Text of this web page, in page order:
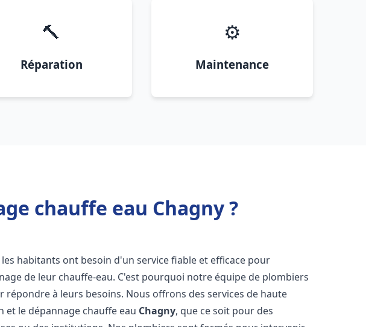
🔨
Réparation
⚙️
Maintenance
chauffe eau Chagny ?
les habitants ont besoin d'un service fiable et efficace pour
de leur chauffe-eau. C'est pourquoi notre équipe de plombiers
répondre à leurs besoins. Nous offrons des services de haute
le dépannage chauffe eau Chagny, que ce soit pour des